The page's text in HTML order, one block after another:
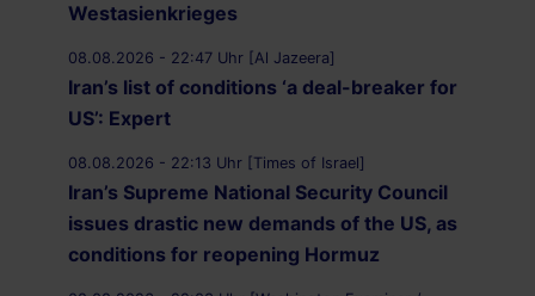
Westasienkrieges
08.08.2026 - 22:47 Uhr [Al Jazeera]
Iran’s list of conditions ‘a deal-breaker for
US’: Expert
08.08.2026 - 22:13 Uhr [Times of Israel]
Iran’s Supreme National Security Council
issues drastic new demands of the US, as
conditions for reopening Hormuz